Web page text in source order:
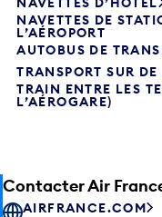
NAVETTES DE
L’AÉROPORT
AUTOBUS DE
TRANSPORT SUR
TRAIN ENTRE LES
L’AÉROGARE)
Contacter Air
AIRFRANCE.COM